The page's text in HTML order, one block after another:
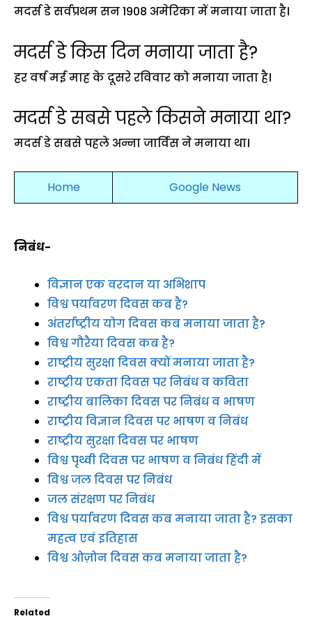
मदर्स डे सर्वप्रथम सन 1908 अमेरिका में मनाया जाता है।
मदर्स डे किस दिन मनाया जाता है?
हर वर्ष मई माह के दूसरे रविवार को मनाया जाता है।
मदर्स डे सबसे पहले किसने मनाया था?
मदर्स डे सबसे पहले अन्ना जार्विस ने मनाया था।
Home Google News
निबंध-
विज्ञान एक वरदान या अभिशाप
विश्व पर्यावरण दिवस कब है?
अंतर्राष्ट्रीय योग दिवस कब मनाया जाता है?
विश्व गौरैया दिवस कब है?
राष्ट्रीय सुरक्षा दिवस क्यों मनाया जाता है?
राष्ट्रीय एकता दिवस पर निबंध व कविता
राष्ट्रीय बालिका दिवस पर निबंध व भाषण
राष्ट्रीय विज्ञान दिवस पर भाषण व निबंध
राष्ट्रीय सुरक्षा दिवस पर भाषण
विश्व पृथ्वी दिवस पर भाषण व निबंध हिंदी में
विश्व जल दिवस पर निबंध
जल संरक्षण पर निबंध
विश्व पर्यावरण दिवस कब मनाया जाता है? इसका
महत्व एवं इतिहास
विश्व ओज़ोन दिवस कब मनाया जाता है?
Related